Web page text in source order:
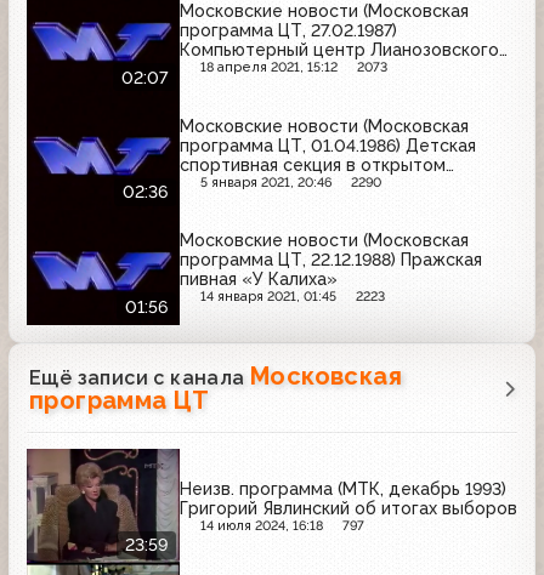
02:07
Московские новости (Московская
программа ЦТ, 27.02.1987)
Компьютерный центр Лианозовского
электромеханического завода
18 апреля 2021, 15:12 2073
02:36
Московские новости (Московская
программа ЦТ, 01.04.1986) Детская
спортивная секция в открытом
бассейне "Москва"
5 января 2021, 20:46 2290
01:56
Московские новости (Московская
программа ЦТ, 22.12.1988) Пражская
пивная «У Калиха»
14 января 2021, 01:45 2223
Ещё записи с канала Московская
программа ЦТ
23:59
Неизв. программа (МТК, декабрь 1993)
Григорий Явлинский об итогах выборов
14 июля 2024, 16:18 797